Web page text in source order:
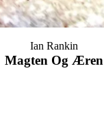
Magten Og Æren
Ian Rankin